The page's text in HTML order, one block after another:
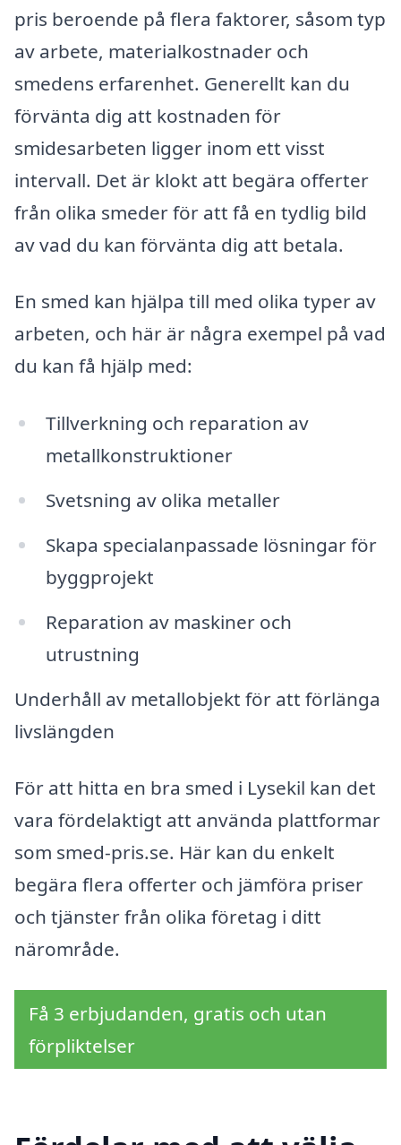
pris beroende på flera faktorer, såsom typ
av arbete, materialkostnader och
smedens erfarenhet. Generellt kan du
förvänta dig att kostnaden för
smidesarbeten ligger inom ett visst
intervall. Det är klokt att begära offerter
från olika smeder för att få en tydlig bild
av vad du kan förvänta dig att betala.
En smed kan hjälpa till med olika typer av
arbeten, och här är några exempel på vad
du kan få hjälp med:
Tillverkning och reparation av
metallkonstruktioner
Svetsning av olika metaller
Skapa specialanpassade lösningar för
byggprojekt
Reparation av maskiner och
utrustning
Underhåll av metallobjekt för att förlänga
livslängden
För att hitta en bra smed i Lysekil kan det
vara fördelaktigt att använda plattformar
som smed-pris.se. Här kan du enkelt
begära flera offerter och jämföra priser
och tjänster från olika företag i ditt
närområde.
Få 3 erbjudanden, gratis och utan
förpliktelser